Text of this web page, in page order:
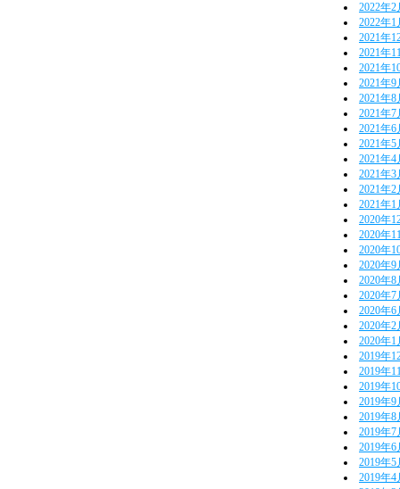
2022年2
2022年1
2021年
2021年
2021年
2021年9
2021年8
2021年7
2021年6
2021年5
2021年4
2021年3
2021年2
2021年1
2020年
2020年
2020年
2020年9
2020年8
2020年7
2020年6
2020年2
2020年1
2019年
2019年
2019年
2019年9
2019年8
2019年7
2019年6
2019年5
2019年4